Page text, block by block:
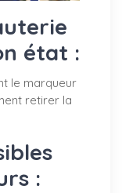
état :
le marqueur
retirer la
: